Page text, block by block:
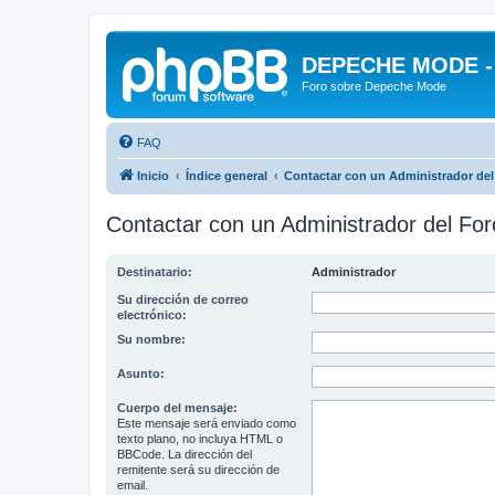
DEPECHE MODE
Foro sobre Depeche Mode
FAQ
Inicio Índice general Contactar con un Administrador
Contactar con un Administrador del
Destinatario: Administrador
Su dirección de correo
electrónico:
Su nombre:
Asunto:
Cuerpo del mensaje:
Este mensaje será enviado como
texto plano, no incluya HTML o
BBCode. La dirección del
remitente será su dirección de
email.